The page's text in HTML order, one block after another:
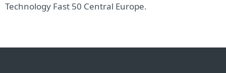
Technology Fast 50 Central Europe.